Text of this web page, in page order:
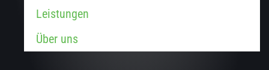
Leistungen
Über uns